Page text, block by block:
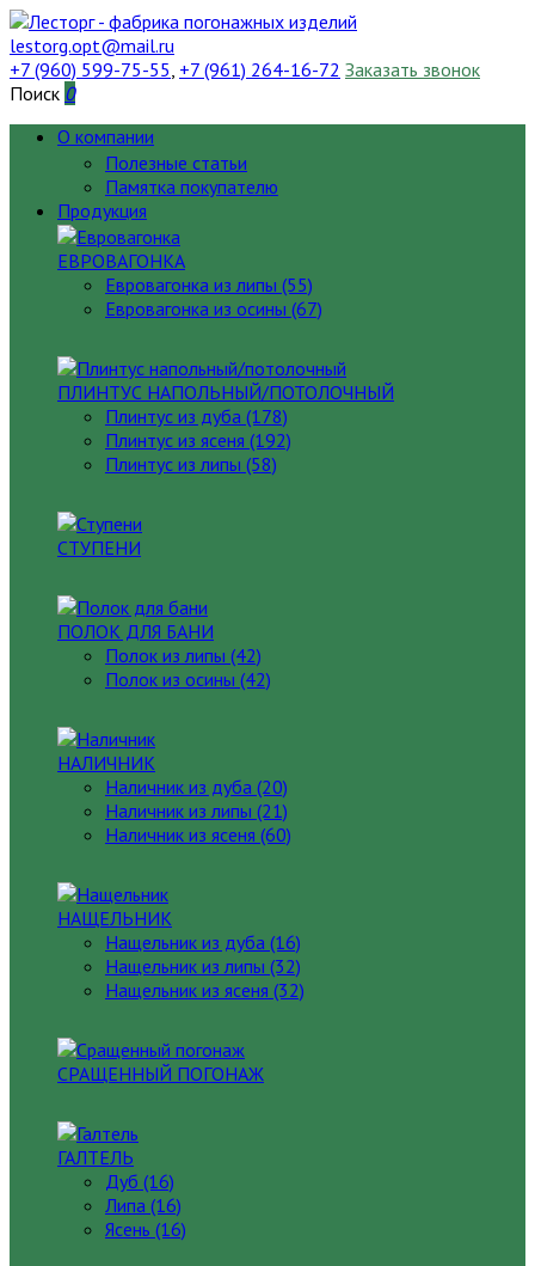
lestorg.opt@mail.ru
+7 (960) 599-75-55, +7 (961) 264-16-72 Заказать звонок
Поиск 0
О компании
Полезные статьи
Памятка покупателю
Продукция
ЕВРОВАГОНКА
Евровагонка из липы (55)
Евровагонка из осины (67)
ПЛИНТУС НАПОЛЬНЫЙ/ПОТОЛОЧНЫЙ
Плинтус из дуба (178)
Плинтус из ясеня (192)
Плинтус из липы (58)
СТУПЕНИ
ПОЛОК ДЛЯ БАНИ
Полок из липы (42)
Полок из осины (42)
НАЛИЧНИК
Наличник из дуба (20)
Наличник из липы (21)
Наличник из ясеня (60)
НАЩЕЛЬНИК
Нащельник из дуба (16)
Нащельник из липы (32)
Нащельник из ясеня (32)
СРАЩЕННЫЙ ПОГОНАЖ
ГАЛТЕЛЬ
Дуб (16)
Липа (16)
Ясень (16)